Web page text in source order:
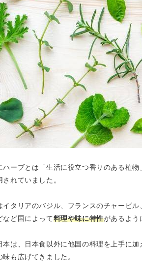
ハーブとは「生活に役立つ香りのある植物
されていました。
イタリアのバジル、フランスのチャービ
など国によって料理や味に特性があるよう
は、 日本食以外に他国の料理を上手に
味も広げてきました。